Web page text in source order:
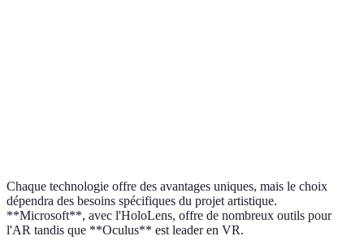
Chaque technologie offre des avantages uniques, mais le choix
dépendra des besoins spécifiques du projet artistique.
**Microsoft**, avec l'HoloLens, offre de nombreux outils pour
l'AR tandis que **Oculus** est leader en VR.